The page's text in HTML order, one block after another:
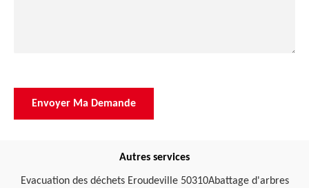
Autres services
Evacuation des déchets Eroudeville 50310Abattage d'arbres